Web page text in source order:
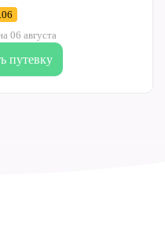
06 августа
путевку